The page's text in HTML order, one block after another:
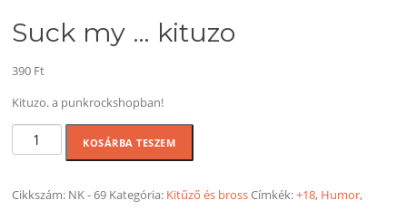
Suck my … kituzo
390 Ft
Kituzo. a punkrockshopban!
Suck
my
kituzo
KOSÁRBA TESZEM
Cikkszám: NK - 69 Kategória: Kitűző és brossCímkék:+18, Humor,